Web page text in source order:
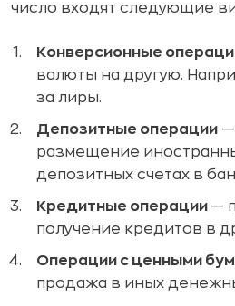
число входят следующие
Конверсионные
валюты на другую.
за лиры.
Депозитные операции —
размещение
депозитных счетах в
Кредитные операции —
получение кредитов в
Операции с ценными
продажа в иных